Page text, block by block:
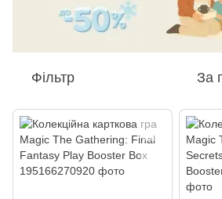
Фільтр За